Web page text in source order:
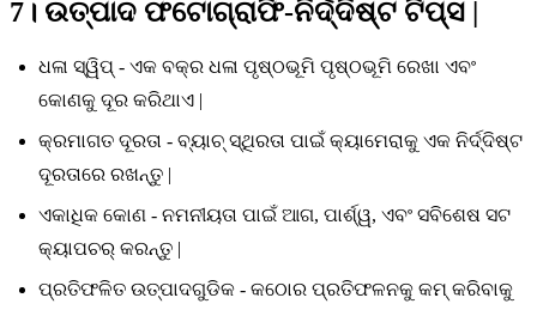
7। ଉତ୍ପାଦ ଫଟୋଗ୍ରାଫି-ନିର୍ଦ୍ଦିଷ୍ଟ ଟିପ୍ସ |
ଧଳା ସ୍ୱିପ୍ - ଏକ ବକ୍ର ଧଳା ପୃଷ୍ଠଭୂମି ପୃଷ୍ଠଭୂମି ରେଖା ଏବଂ
କୋଣକୁ ଦୂର କରିଥାଏ |
କ୍ରମାଗତ ଦୂରତା - ବ୍ୟାଚ୍ ସ୍ଥିରତା ପାଇଁ କ୍ୟାମେରାକୁ ଏକ ନିର୍ଦ୍ଦିଷ୍ଟ
ଦୂରତାରେ ରଖନ୍ତୁ |
ଏକାଧିକ କୋଣ - ନମନୀୟତା ପାଇଁ ଆଗ, ପାର୍ଶ୍ୱ, ଏବଂ ସବିଶେଷ ସଟ
କ୍ୟାପଚର୍ କରନ୍ତୁ |
ପ୍ରତିଫଳିତ ଉତ୍ପାଦଗୁଡିକ - କଠୋର ପ୍ରତିଫଳନକୁ କମ୍ କରିବାକୁ